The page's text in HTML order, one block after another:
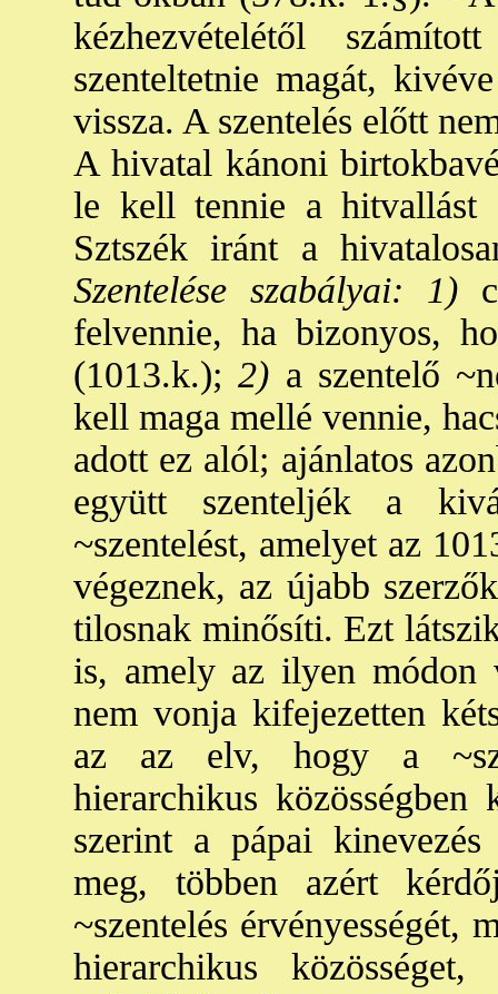
kézhezvételétől
szenteltetnie magát,
vissza. A szentelés előtt
A hivatal kánoni
le kell tennie a hitvallást
Sztszék iránt a
Szentelése szabályai: 1)
felvennie, ha bizonyos,
(1013.k.); 2) a szentelő
kell maga mellé vennie,
adott ez alól; ajánlatos
együtt szenteljék a
~szentelést, amelyet az
végeznek, az újabb
tilosnak minősíti. Ezt
is, amely az ilyen módon
nem vonja kifejezetten
az az elv, hogy a
hierarchikus
szerint a pápai
meg, többen azért
~szentelés érvényességét,
hierarchikus